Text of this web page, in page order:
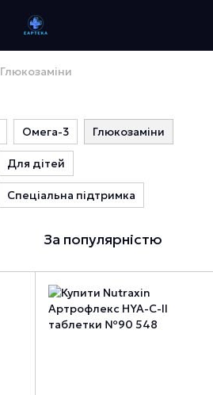
Глюкозаміни
Омега-3 Глюкозаміни
Для дітей
Спеціальна підтримка
За популярністю